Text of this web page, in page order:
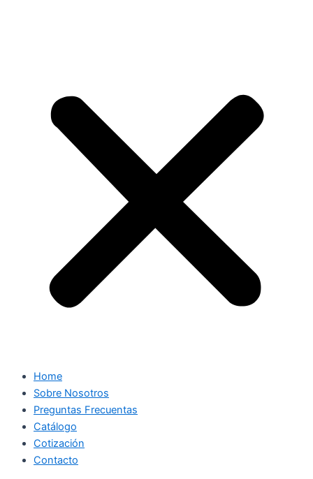
Home
Sobre Nosotros
Preguntas Frecuentas
Catálogo
Cotización
Contacto